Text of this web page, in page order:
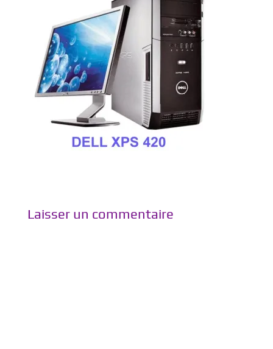
Laisser un commentaire